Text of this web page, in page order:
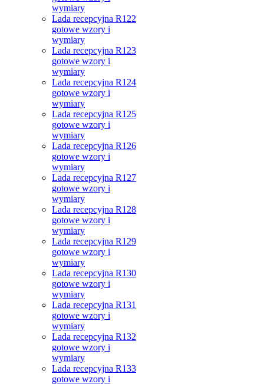
wymiary
Lada recepcyjna R122
gotowe wzory i
wymiary
Lada recepcyjna R123
gotowe wzory i
wymiary
Lada recepcyjna R124
gotowe wzory i
wymiary
Lada recepcyjna R125
gotowe wzory i
wymiary
Lada recepcyjna R126
gotowe wzory i
wymiary
Lada recepcyjna R127
gotowe wzory i
wymiary
Lada recepcyjna R128
gotowe wzory i
wymiary
Lada recepcyjna R129
gotowe wzory i
wymiary
Lada recepcyjna R130
gotowe wzory i
wymiary
Lada recepcyjna R131
gotowe wzory i
wymiary
Lada recepcyjna R132
gotowe wzory i
wymiary
Lada recepcyjna R133
gotowe wzory i